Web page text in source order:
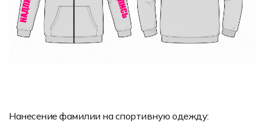
Нанесение фамилии на спортивную одежду: